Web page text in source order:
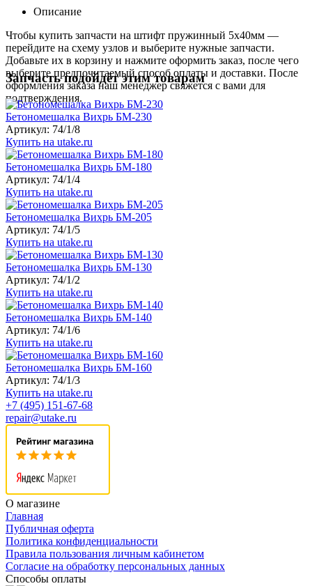
Описание
Чтобы купить запчасти на штифт пружинный 5х40мм —
перейдите на схему узлов и выберите нужные запчасти.
Добавьте их в корзину и нажмите оформить заказ, после чего
выберите предпочитаемый способ оплаты и доставки. После
оформления заказа наш менеджер свяжется с вами для
подтверждения.
Запчасть подойдёт этим товарам
Бетономешалка Вихрь БМ-230
Артикул: 74/1/8
Купить на utake.ru
Бетономешалка Вихрь БМ-180
Артикул: 74/1/4
Купить на utake.ru
Бетономешалка Вихрь БМ-205
Артикул: 74/1/5
Купить на utake.ru
Бетономешалка Вихрь БМ-130
Артикул: 74/1/2
Купить на utake.ru
Бетономешалка Вихрь БМ-140
Артикул: 74/1/6
Купить на utake.ru
Бетономешалка Вихрь БМ-160
Артикул: 74/1/3
Купить на utake.ru
+7 (495) 151-67-68
repair@utake.ru
О магазине
Главная
Публичная оферта
Политика конфиденциальности
Правила пользования личным кабинетом
Согласие на обработку персональных данных
Способы оплаты